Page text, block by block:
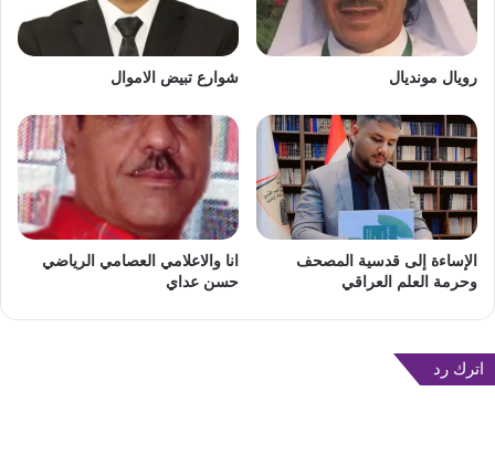
رويال مونديال شوارع تبيض الاموال
الإساءة إلى قدسية المصحف
وحرمة العلم العراقي
انا والاعلامي العصامي الرياضي
حسن عداي
اترك رد